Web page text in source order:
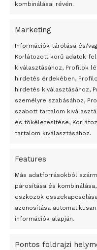
kombinálásai révén.
Marketing
Információk tárolása és/
Korlátozott körű adatok
kiválasztásához, Profilok
hirdetés érdekében,
hirdetés kiválasztásához,
személyre szabásához,
szabott tartalom
és tökéletesítése,
tartalom kiválasztásához.
Features
Más adatforrásokból
párosítása és
eszközök
azonosítása
információk alapján.
Pontos földrajzi
Átmenetileg szünetelnek
Egy vagyonért adták el
Az 1950-ben elhunyt
felhasználhatóvá válnak
Megváltoztatják a
Peking – A visegrádi
bemutató fotókiállítás
Megveszi az osztrák
Bricket
A Startup Campus
A Ringo Starr új